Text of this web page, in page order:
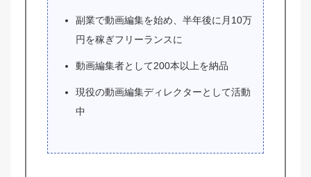
副業で動画編集を始め、半年後に月10万
円を稼ぎフリーランスに
動画編集者として200本以上を納品
現役の動画編集ディレクターとして活動
中